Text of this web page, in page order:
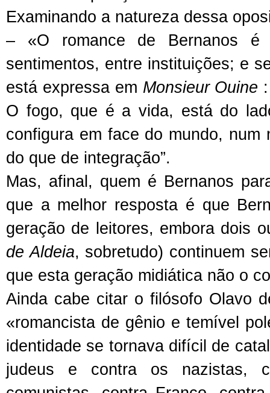
Examinando a natureza dessa
– «O romance de Bernanos
sentimentos, entre instituições; e
está expressa em Monsieur Ouine
O fogo, que é a vida, está do
configura em face do mundo,
do que de integração”.
Mas, afinal, quem é Bernanos
que a melhor resposta é que
geração de leitores, embora dois
de Aldeia, sobretudo) continuem
que esta geração midiática não o
Ainda cabe citar o filósofo Olavo
«romancista de gênio e temível
identidade se tornava difícil de
judeus e contra os nazistas,